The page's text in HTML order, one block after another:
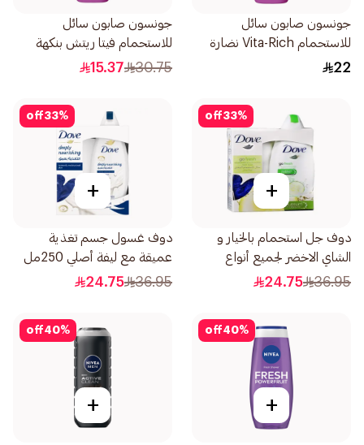
جونسون صابون سائل
للاستحمام Vita-Rich نضارة
250مل
22
جونسون صابون سائل
للاستحمام فيتا ريتش بنكهة
التوت 400مل
30.75
15.37
33%
off
+
دوف جل استحمام بالخيار و
الشاي الاخضر لجميع أنواع
البشرة مع ليفة 250مل
36.95
24.75
33%
off
+
دوف غسول جسم تغذية
عميقة مع ليفة أصلي 250مل
36.95
24.75
40%
off
+
40%
off
+